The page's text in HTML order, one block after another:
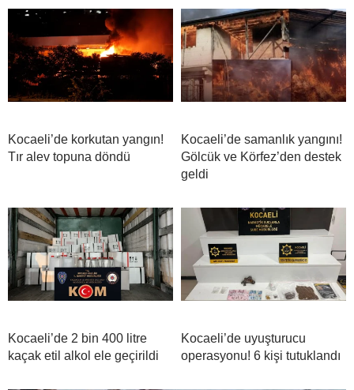
Kocaeli’de korkutan yangın!
Tır alev topuna döndü
Kocaeli’de samanlık yangını!
Gölcük ve Körfez’den destek
geldi
Kocaeli’de 2 bin 400 litre
kaçak etil alkol ele geçirildi
Kocaeli’de uyuşturucu
operasyonu! 6 kişi tutuklandı